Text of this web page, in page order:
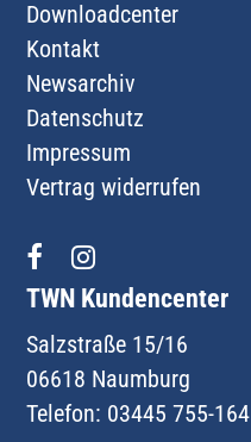
Downloadcenter
Kontakt
Newsarchiv
Datenschutz
Impressum
Vertrag widerrufen
TWN Kundencenter
Salzstraße 15/16
06618 Naumburg
Telefon: 03445 755-164